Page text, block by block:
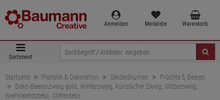
Anmelden Merkliste Warenkorb
Sortiment
Startseite Floristik & Dekoration Seidenblumen
Früchte & Beeren
Deko-Beerenzweig gold, Winterzweig, künstlicher Zweig, Glitzerzweig,
Weihnachtsdeko, Glitterdeko